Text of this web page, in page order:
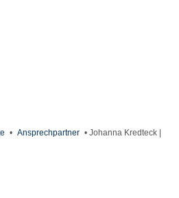
• Ansprechpartner • Johanna Kredteck |